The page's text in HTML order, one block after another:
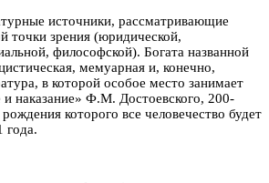
источники, рассматривающие
точки зрения (юридической,
философской). Богата названной
мемуарная и, конечно,
в которой особое место занимает
наказание» Ф.М. Достоевского, 200-
которого все человечество будет
года.